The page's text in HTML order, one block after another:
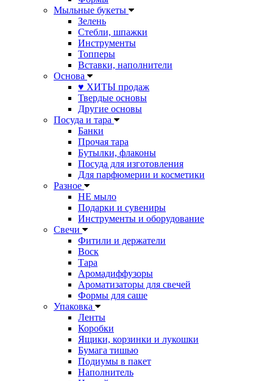
Мыльные букеты
Зелень
Стебли, шпажки
Инструменты
Топперы
Вставки, наполнители
Основа
♥ ХИТЫ продаж
Твердые основы
Другие основы
Посуда и тара
Банки
Прочая тара
Бутылки, флаконы
Посуда для изготовления
Для парфюмерии и косметики
Разное
НЕ мыло
Подарки и сувениры
Инструменты и оборудование
Свечи
Фитили и держатели
Воск
Тара
Аромадиффузоры
Ароматизаторы для свечей
Формы для саше
Упаковка
Ленты
Коробки
Ящики, корзинки и лукошки
Бумага тишью
Подиумы в пакет
Наполнитель